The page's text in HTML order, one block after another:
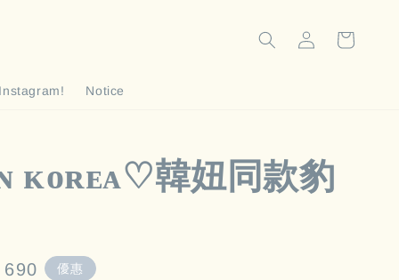
Instagram! Notice
ᴋᴏʀᴇᴀ♡韓妞同款豹
690 優惠